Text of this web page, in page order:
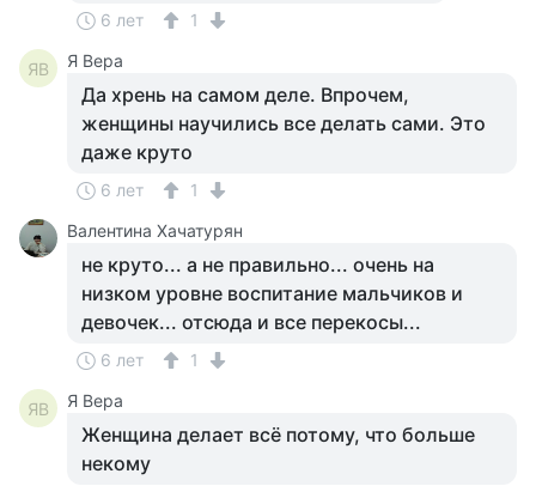
6 лет 1
ЯВ Я Вера
Да хрень на самом деле. Впрочем,
женщины научились все делать сами. Это
даже круто
6 лет
1
Валентина Хачатурян
не круто... а не правильно... очень на
низком уровне воспитание мальчиков и
девочек... отсюда и все перекосы...
6 лет 1
ЯВ Я Вера
Женщина делает всё потому, что больше
некому